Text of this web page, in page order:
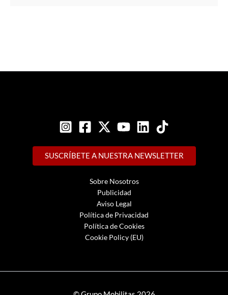
SUSCRÍBETE A NUESTRA NEWSLETTER
Sobre Nosotros
Publicidad
Aviso Legal
Política de Privacidad
Política de Cookies
Cookie Policy (EU)